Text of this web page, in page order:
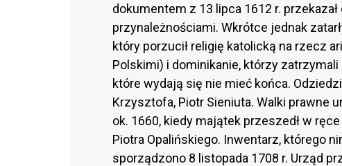
dokumentem z 13 lipca 1612 r.
przynależnościami. Wkrótce jednak
który porzucił religię katolicką na rzecz
Polskimi) i dominikanie, którzy
które wydają się nie mieć końca.
Krzysztofa, Piotr Sieniuta. Walki prawne
ok. 1660, kiedy majątek przeszedł w
Piotra Opalińskiego. Inwentarz, którego
sporządzono 8 listopada 1708 r. Urząd